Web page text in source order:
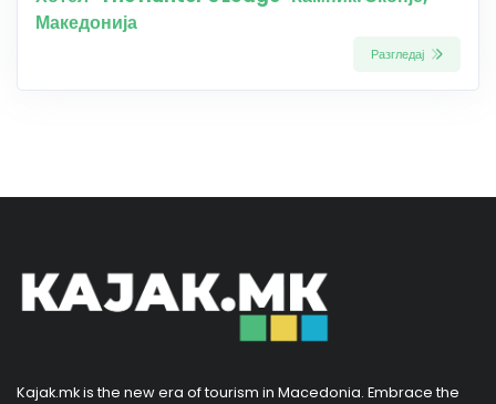
Македонија
Разгледај
Kajak.mk is the new era of tourism in Macedonia. Embrace the